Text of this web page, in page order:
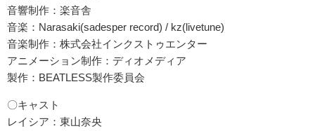
音響制作：楽音舎
音楽：Narasaki(sadesper record) / kz(livetune)
音楽制作：株式会社インクストゥエンター
アニメーション制作：ディオメディア
製作：BEATLESS製作委員会
〇キャスト
レイシア：東山奈央